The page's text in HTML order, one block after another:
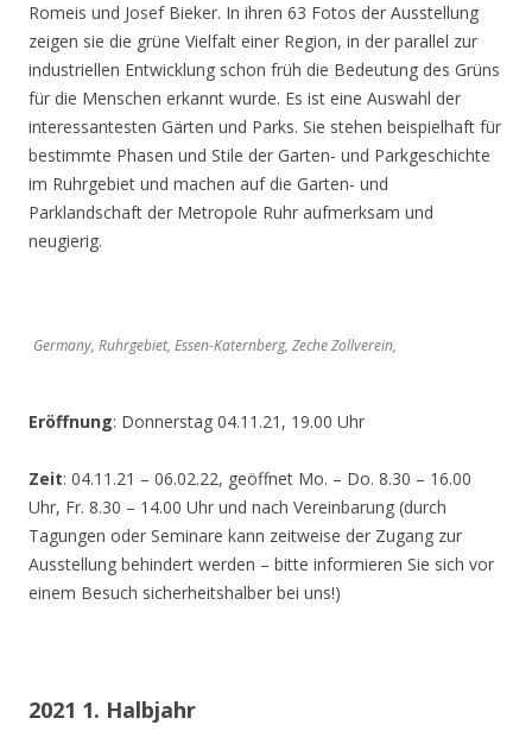
Romeis und Josef Bieker. In ihren 63 Fotos der Ausstellung
zeigen sie die grüne Vielfalt einer Region, in der parallel zur
industriellen Entwicklung schon früh die Bedeutung des Grüns
für die Menschen erkannt wurde. Es ist eine Auswahl der
interessantesten Gärten und Parks. Sie stehen beispielhaft für
bestimmte Phasen und Stile der Garten- und Parkgeschichte
im Ruhrgebiet und machen auf die Garten- und
Parklandschaft der Metropole Ruhr aufmerksam und
neugierig.
Germany, Ruhrgebiet, Essen-Katernberg, Zeche Zollverein,
Eröffnung: Donnerstag 04.11.21, 19.00 Uhr
Zeit: 04.11.21 – 06.02.22, geöffnet Mo. – Do. 8.30 – 16.00
Uhr, Fr. 8.30 – 14.00 Uhr und nach Vereinbarung (durch
Tagungen oder Seminare kann zeitweise der Zugang zur
Ausstellung behindert werden – bitte informieren Sie sich vor
einem Besuch sicherheitshalber bei uns!)
2021 1. Halbjahr